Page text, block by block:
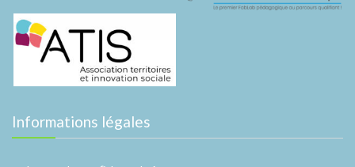
Informations légales